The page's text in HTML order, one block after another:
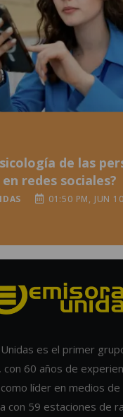
de las
redes sociales?
01:50 PM, JUN 10
es el primer
con 60 años de
líder en medios de
con 59 estaciones de